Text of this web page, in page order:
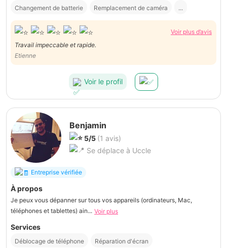
Changement de batterie Remplacement de caméra ...
Voir plus d’avis
Travail impeccable et rapide.
Etienne
Voir le profil
Benjamin
5/5 (1 avis)
Se déplace à Uccle
Entreprise vérifiée
À propos
Je peux vous dépanner sur tous vos appareils (ordinateurs, Mac,
téléphones et tablettes) ain... Voir plus
Services
Déblocage de téléphone Réparation d'écran